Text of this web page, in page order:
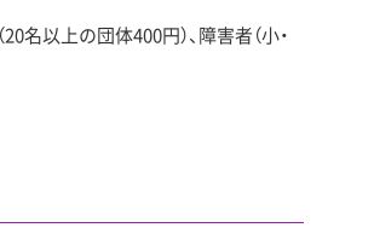
以上の団体400円）、障害者（小・